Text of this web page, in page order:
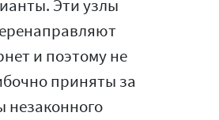
Эти узлы
и поэтому не
приняты за
незаконного